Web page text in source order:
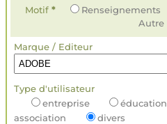
Motif * Renseignements
Autre
Marque / Editeur
Type d'utilisateur
entreprise
éducation
association
divers